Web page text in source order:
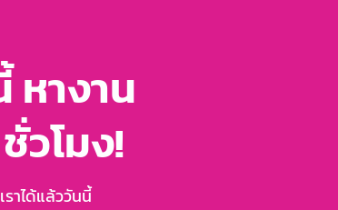
หางาน
วโมง!
าได้แล้ววันนี้